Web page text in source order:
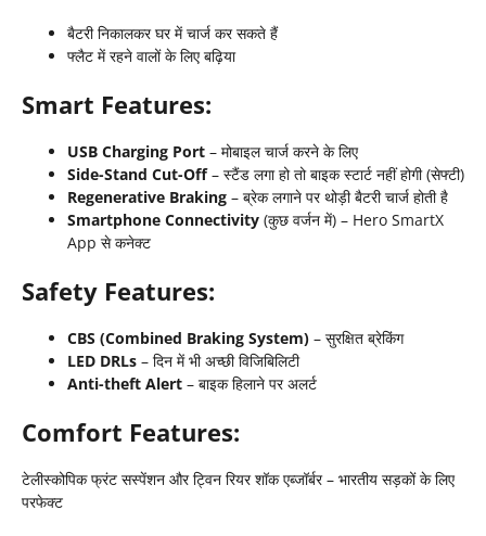
बैटरी निकालकर घर में चार्ज कर सकते हैं
फ्लैट में रहने वालों के लिए बढ़िया
Smart Features:
USB Charging Port – मोबाइल चार्ज करने के लिए
Side-Stand Cut-Off– स्टैंड लगा हो तो बाइक स्टार्ट नहीं होगी (सेफ्टी)
Regenerative Braking – ब्रेक लगाने पर थोड़ी बैटरी चार्ज होती है
Smartphone Connectivity (कुछ वर्जन में) – Hero SmartX
App से कनेक्ट
Safety Features:
CBS (Combined Braking System) – सुरक्षित ब्रेकिंग
LED DRLs – दिन में भी अच्छी विजिबिलिटी
Anti-theft Alert – बाइक हिलाने पर अलर्ट
Comfort Features:
टेलीस्कोपिक फ्रंट सस्पेंशन और ट्विन रियर शॉक एब्जॉर्बर – भारतीय सड़कों के लिए
परफेक्ट